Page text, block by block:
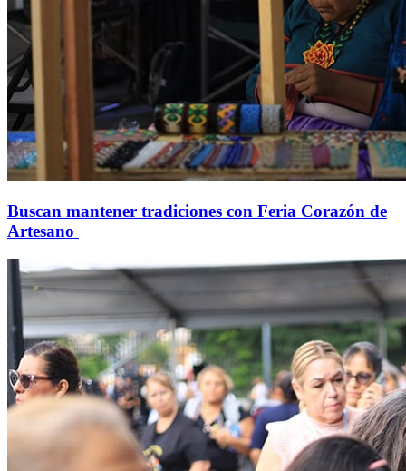
Buscan mantener tradiciones con Feria Corazón de
Artesano